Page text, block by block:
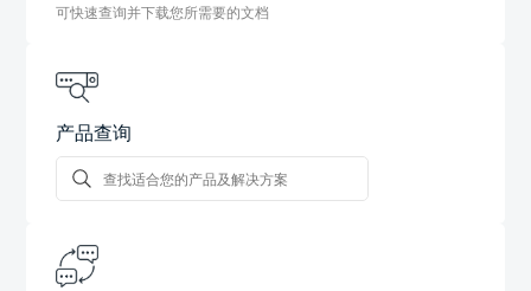
可快速查询并下载您所需要的文档
产品查询